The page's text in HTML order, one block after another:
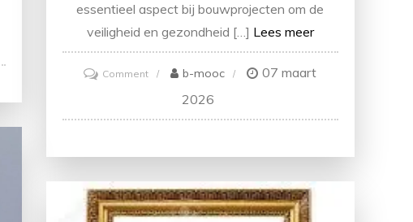
essentieel aspect bij bouwprojecten om de
veiligheid en gezondheid […] Lees meer
Commenton
Expertise
in
een
zorgeloos
b-mooc
07 maart
2026